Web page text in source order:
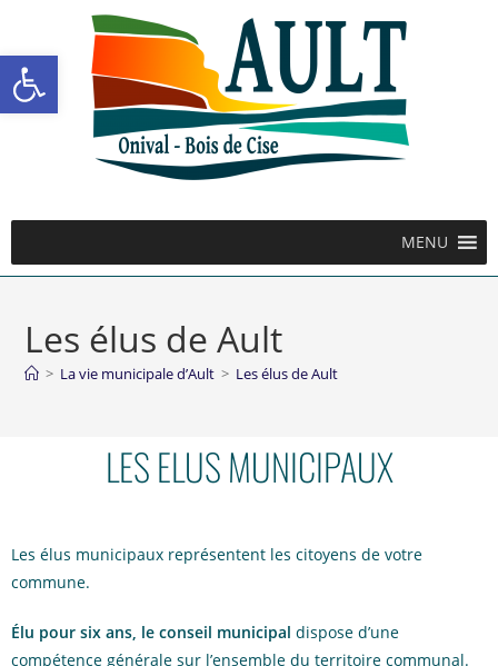
Ouvrir la barre d’outils
MENU
Les élus de Ault
> La vie municipale d’Ault > Les élus de Ault
LES ELUS MUNICIPAUX
Les élus municipaux représentent les citoyens de votre
commune.
Élu pour six ans, le conseil municipal dispose d’une
compétence générale sur l’ensemble du territoire communal.